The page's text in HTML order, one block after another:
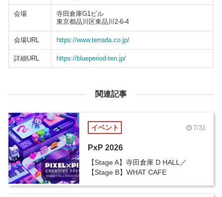
会場
寺田倉庫G1ビル
東京都品川区東品川2-6-4
会場URL https://www.terrada.co.jp/
詳細URL https://blueperiod-ten.jp/
関連記事
イベント 7/31
PxP 2026
【Stage A】寺田倉庫 D HALL／
【Stage B】WHAT CAFE